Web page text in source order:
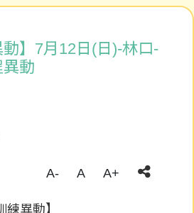
動】7月12日(日)-林口-
動
A- A A+
練異動】